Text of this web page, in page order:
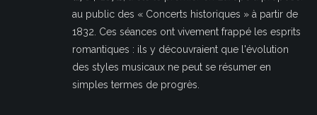
au public des « Concerts historiques » à partir de
1832. Ces séances ont vivement frappé les esprits
romantiques : ils y découvraient que l'évolution
des styles musicaux ne peut se résumer en
simples termes de progrès.